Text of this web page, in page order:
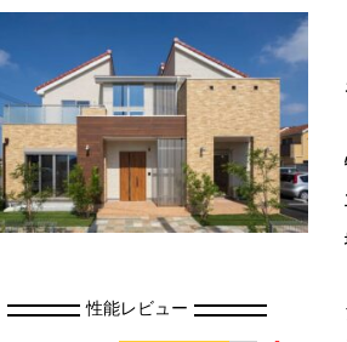
性能レビュー